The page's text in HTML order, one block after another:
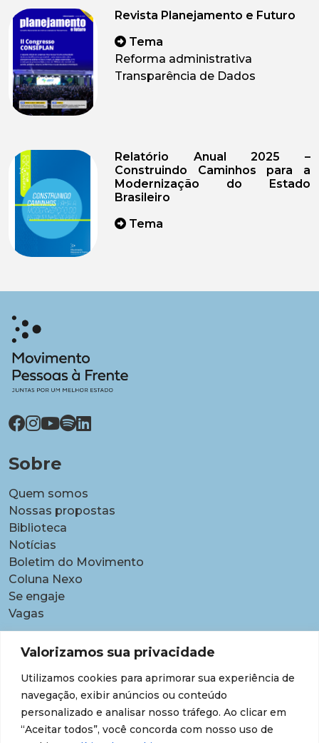
Valorizamos sua privacidade
Utilizamos cookies para aprimorar sua experiência de
navegação, exibir anúncios ou conteúdo
personalizado e analisar nosso tráfego. Ao clicar em
“Aceitar todos”, você concorda com nosso uso de
Revista Planejamento e Futuro
Tema
Reforma administrativa
Transparência de Dados
Relatório Anual 2025 –
Construindo Caminhos para a
Modernização do Estado
Brasileiro
Tema
Sobre
Quem somos
Nossas propostas
Biblioteca
Notícias
Boletim do Movimento
Coluna Nexo
Se engaje
Vagas
Pautas
Carreiras
Contratações temporárias
Equidade étnico-racial
Equidade para Mulheres